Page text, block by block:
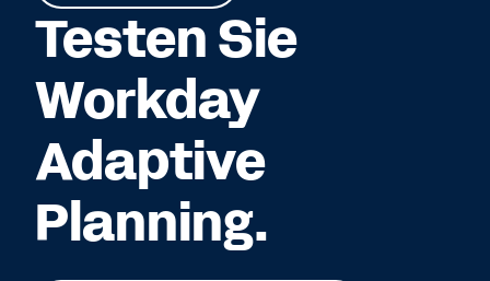
Testen Sie
Workday
Adaptive
Planning.